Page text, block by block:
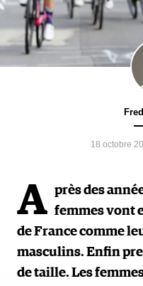
18 octobre
A près des
femmes vont
de France comme
masculins. Enfin
de taille. Les